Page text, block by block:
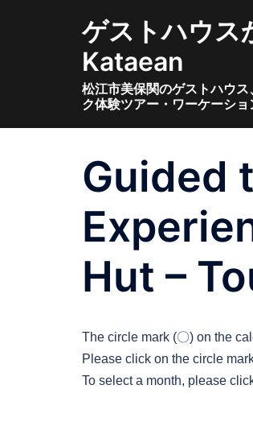
ゲストハウス
Kataean
松江市美保関のゲストハウ
ク体験ツアー・ワーケーシ
Guided
Hut –
The circle mark (〇) on the
Please click on the circle
To select a month, please